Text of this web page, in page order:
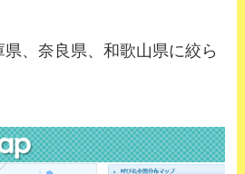
、奈良県、和歌山県に絞ら